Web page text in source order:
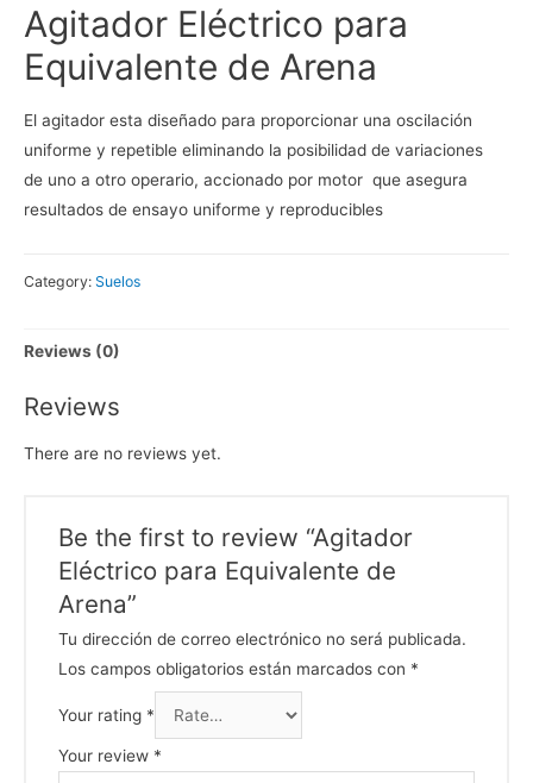
Agitador Eléctrico para
Equivalente de Arena
El agitador esta diseñado para proporcionar una oscilación
uniforme y repetible eliminando la posibilidad de variaciones
de uno a otro operario, accionado por motor que asegura
resultados de ensayo uniforme y reproducibles
Category: Suelos
Reviews (0)
Reviews
There are no reviews yet.
Be the first to review “Agitador
Eléctrico para Equivalente de
Arena”
Tu dirección de correo electrónico no será publicada.
Los campos obligatorios están marcados con *
Your rating *
Your review *